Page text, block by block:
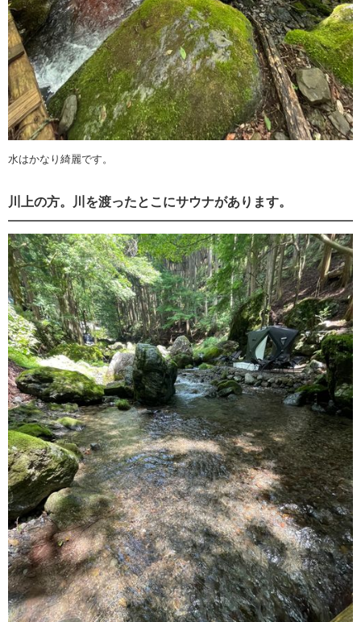
水はかなり綺麗です。
川上の方。川を渡ったとこにサウナがあります。